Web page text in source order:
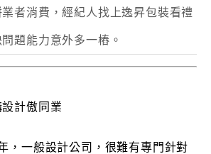
者消費，經紀人找上逸昇包裝看禮
題能力意外多一樁。
設計傲同業
，一般設計公司，很難有專門針對